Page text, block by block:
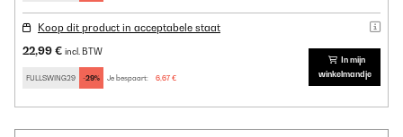
Koop dit product in acceptabele staat
22,99 € incl. BTW
FULLSWING29 -29% Je bespaart: 6,67 €
In mijn
winkelmandje